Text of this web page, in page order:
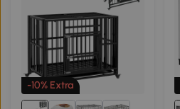
-10% Extra